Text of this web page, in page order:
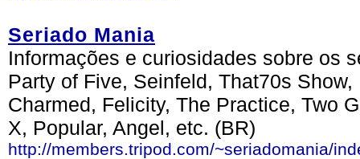
Seriado Mania
Informações e curiosidades sobre os
Party of Five, Seinfeld, That70s
Charmed, Felicity, The Practice, Two
X, Popular, Angel, etc. (BR)
http://members.tripod.com/~seriadomania/